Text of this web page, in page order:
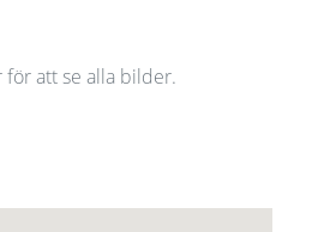
för att se alla bilder.